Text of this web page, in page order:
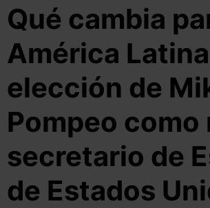
Qué cambia
América
elección de
Pompeo como
secretario de
de Estados